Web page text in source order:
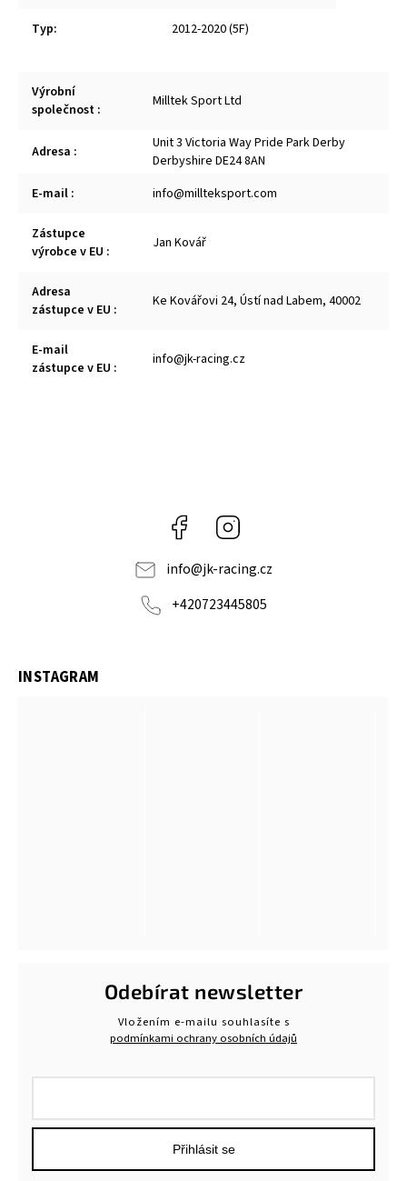
Typ: 2012-2020 (5F)
Výrobní
společnost : Milltek Sport Ltd
Adresa :
Unit 3 Victoria Way Pride Park Derby
Derbyshire DE24 8AN
E-mail : info@millteksport.com
Zástupce
výrobce v EU : Jan Kovář
Adresa
zástupce v EU : Ke Kovářovi 24, Ústí nad Labem, 40002
E-mail
zástupce v EU : info@jk-racing.cz
Facebook
info@jk-racing.cz
+420723445805
INSTAGRAM
Odebírat newsletter
Vložením e-mailu souhlasíte s
podmínkami ochrany osobních údajů
Přihlásit se